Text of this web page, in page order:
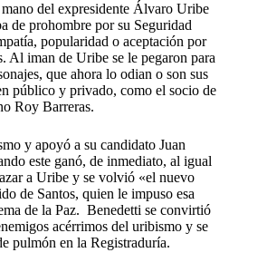
del expresidente Álvaro Uribe
de prohombre por su Seguridad
popularidad o aceptación por
Al iman de Uribe se le pegaron para
que ahora lo odian o son sus
público y privado, como el socio de
Roy Barreras.
y apoyó a su candidato Juan
este ganó, de inmediato, al igual
a Uribe y se volvió «el nuevo
de Santos, quien le impuso esa
de la Paz. Benedetti se convirtió
acérrimos del uribismo y se
pulmón en la Registraduría.